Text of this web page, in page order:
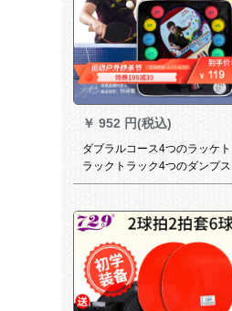
￥ 952 円(税込)
ダブラルコース4つのラッケト
ラックトラック4つのダンプス
ポーツスポーツスポーツ416 A
ックス8つのセト